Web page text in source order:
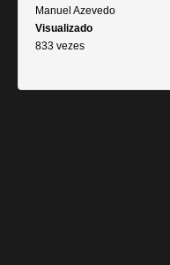
Manuel Azevedo
Visualizado
833 vezes